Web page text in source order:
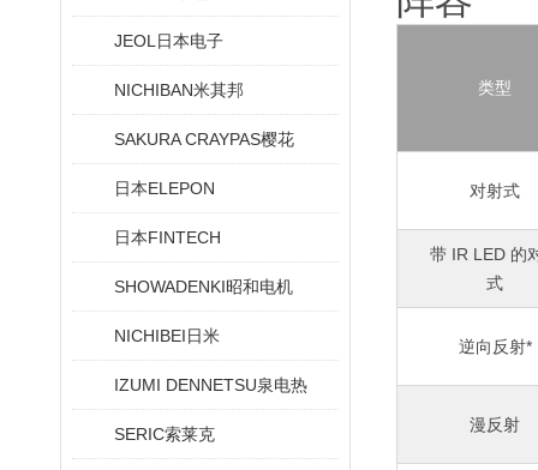
JEOL日本电子
NICHIBAN米其邦
SAKURA CRAYPAS樱花
日本ELEPON
日本FINTECH
SHOWADENKI昭和电机
NICHIBEI日米
IZUMI DENNETSU泉电热
SERIC索莱克
类型
对射式
带 IR LED 的
式
逆向反射*
漫反射